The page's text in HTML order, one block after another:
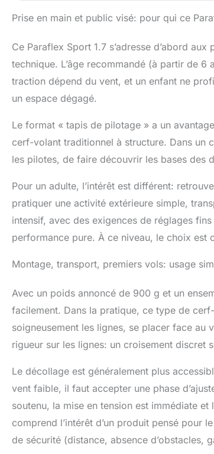
Prise en main et public visé: pour qui ce
Ce Paraflex Sport 1.7 s’adresse d’abord
technique. L’âge recommandé (à partir de
traction dépend du vent, et un enfant ne
un espace dégagé.
Le format « tapis de pilotage » a un
cerf-volant traditionnel à structure. Dans un
les pilotes, de faire découvrir les bases des
Pour un adulte, l’intérêt est différent:
pratiquer une activité extérieure simple,
intensif, avec des exigences de réglages
performance pure. À ce niveau, le choix est
Montage, transport, premiers vols: usage
Avec un poids annoncé de 900 g et un
facilement. Dans la pratique, ce type de
soigneusement les lignes, se placer face au
rigueur sur les lignes: un croisement discret
Le décollage est généralement plus
vent faible, il faut accepter une phase
soutenu, la mise en tension est immédiate
comprend l’intérêt d’un produit pensé pour
de sécurité (distance, absence d’obstacles,